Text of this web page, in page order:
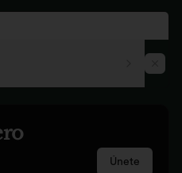
Únete